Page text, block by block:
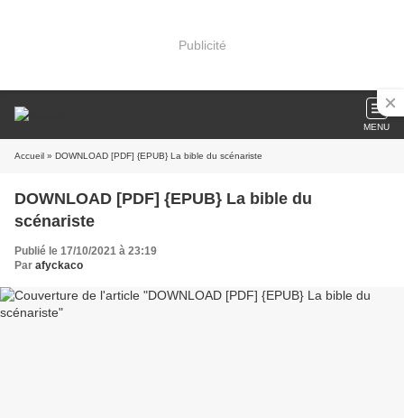
Publicité
MENU
Accueil » DOWNLOAD [PDF] {EPUB} La bible du scénariste
DOWNLOAD [PDF] {EPUB} La bible du
scénariste
Publié le 17/10/2021 à 23:19
Par afyckaco